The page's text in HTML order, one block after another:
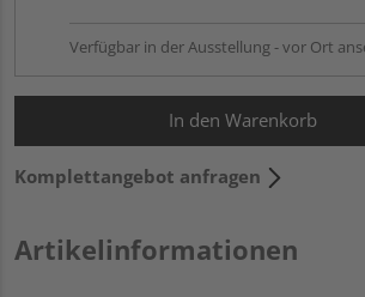
Verfügbar in der Ausstellung - vor Ort
In den Warenkorb
Komplettangebot anfragen
Artikelinformationen